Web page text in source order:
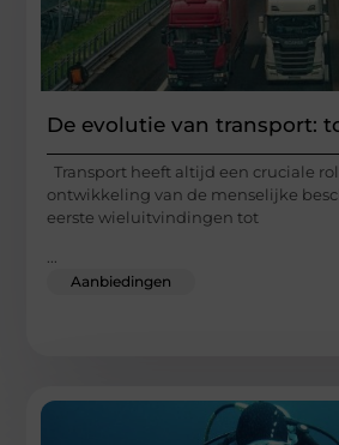
De evolutie van transport:
Transport heeft altijd een cruciale
ontwikkeling van de menselijke
eerste wieluitvindingen tot
...
Aanbiedingen